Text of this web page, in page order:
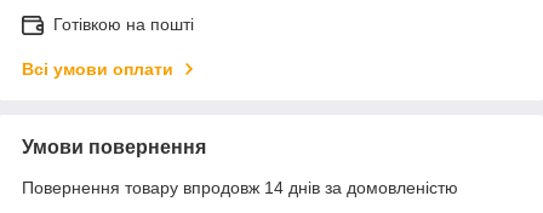
Готівкою на пошті
Всі умови оплати
Умови повернення
Повернення товару впродовж 14 днів за домовленістю